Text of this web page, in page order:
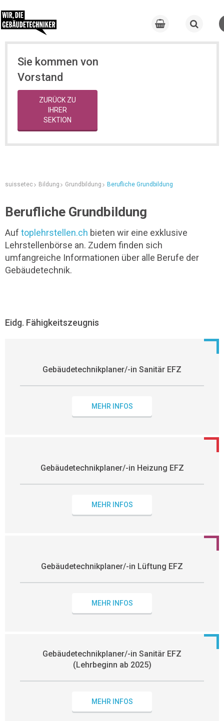
Sie kommen von
Vorstand
ZURÜCK ZU
IHRER
SEKTION
suissetec Bildung Grundbildung Berufliche Grundbildung
Berufliche Grundbildung
Auf toplehrstellen.ch bieten wir eine exklusive
Lehrstellenbörse an. Zudem finden sich
umfangreiche Informationen über alle Berufe der
Gebäudetechnik.
Eidg. Fähigkeitszeugnis
Gebäudetechnikplaner/-in Sanitär EFZ
MEHR INFOS
Gebäudetechnikplaner/-in Heizung EFZ
MEHR INFOS
Gebäudetechnikplaner/-in Lüftung EFZ
MEHR INFOS
Gebäudetechnikplaner/-in Sanitär EFZ
(Lehrbeginn ab 2025)
MEHR INFOS